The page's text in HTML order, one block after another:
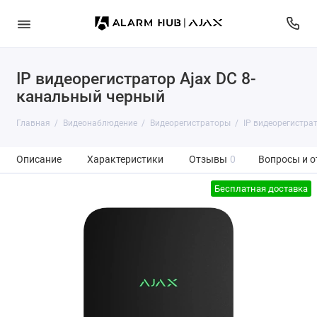
IP видеорегистратор Ajax DC 8-
канальный черный
Главная Видеонаблюдение Видеорегистраторы IP
Описание Характеристики Отзывы 0 Вопросы и
Бесплатная доставка